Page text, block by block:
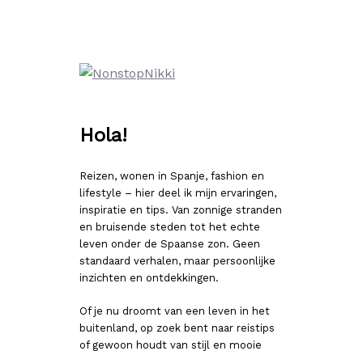
Hola!
Reizen, wonen in Spanje, fashion en
lifestyle – hier deel ik mijn ervaringen,
inspiratie en tips. Van zonnige stranden
en bruisende steden tot het echte
leven onder de Spaanse zon. Geen
standaard verhalen, maar persoonlijke
inzichten en ontdekkingen.
Of je nu droomt van een leven in het
buitenland, op zoek bent naar reistips
of gewoon houdt van stijl en mooie